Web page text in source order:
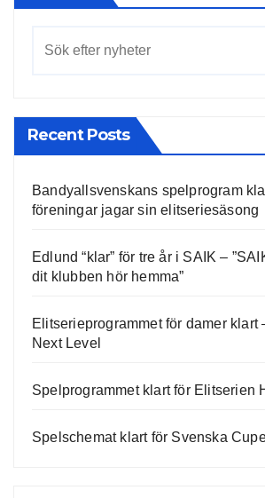
Recent Posts
Bandyallsvenskans spelprogram
föreningar jagar sin elitseriesäsong
Edlund “klar” för tre år i SAIK –
dit klubben hör hemma”
Elitserieprogrammet för damer klart
Next Level
Spelprogrammet klart för Elitserien
Spelschemat klart för Svenska